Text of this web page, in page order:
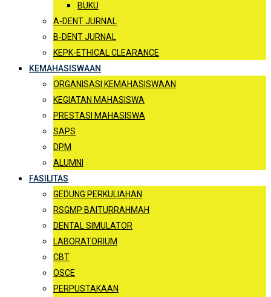
BUKU
A-DENT JURNAL
B-DENT JURNAL
KEPK-ETHICAL CLEARANCE
KEMAHASISWAAN
ORGANISASI KEMAHASISWAAN
KEGIATAN MAHASISWA
PRESTASI MAHASISWA
SAPS
DPM
ALUMNI
FASILITAS
GEDUNG PERKULIAHAN
RSGMP BAITURRAHMAH
DENTAL SIMULATOR
LABORATORIUM
CBT
OSCE
PERPUSTAKAAN